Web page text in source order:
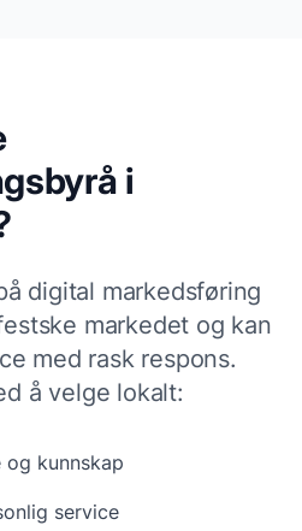
i
digital markedsføring
ske markedet og kan
med rask respons.
å velge lokalt:
kunnskap
service